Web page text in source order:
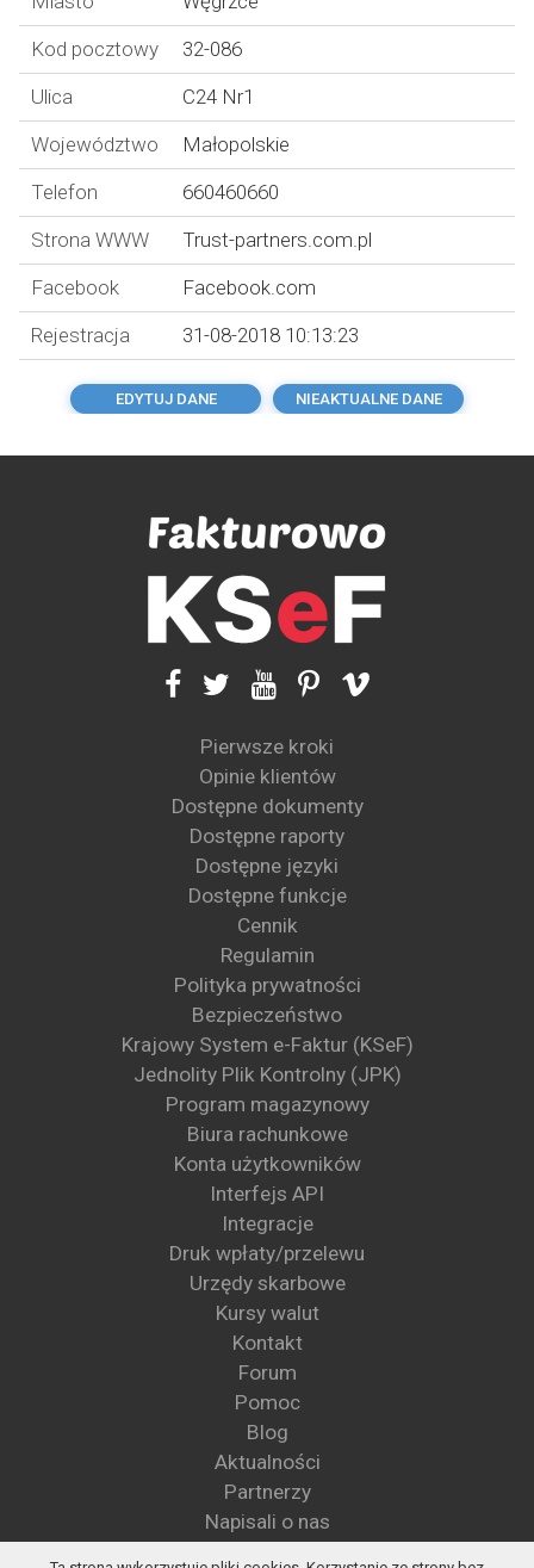
Kod pocztowy
32-086
Ulica
C24 Nr1
Województwo
Małopolskie
Telefon
660460660
Strona WWW
Trust-partners.com.pl
Facebook
Facebook.com
Rejestracja
31-08-2018 10:13:23
EDYTUJ DANE NIEAKTUALNE DANE
Pierwsze kroki
Opinie klientów
Dostępne dokumenty
Dostępne raporty
Dostępne języki
Dostępne funkcje
Cennik
Regulamin
Polityka prywatności
Bezpieczeństwo
Krajowy System e-Faktur (KSeF)
Jednolity Plik Kontrolny (JPK)
Program magazynowy
Biura rachunkowe
Konta użytkowników
Interfejs API
Integracje
Druk wpłaty/przelewu
Urzędy skarbowe
Kursy walut
Kontakt
Forum
Pomoc
Blog
Aktualności
Partnerzy
Napisali o nas